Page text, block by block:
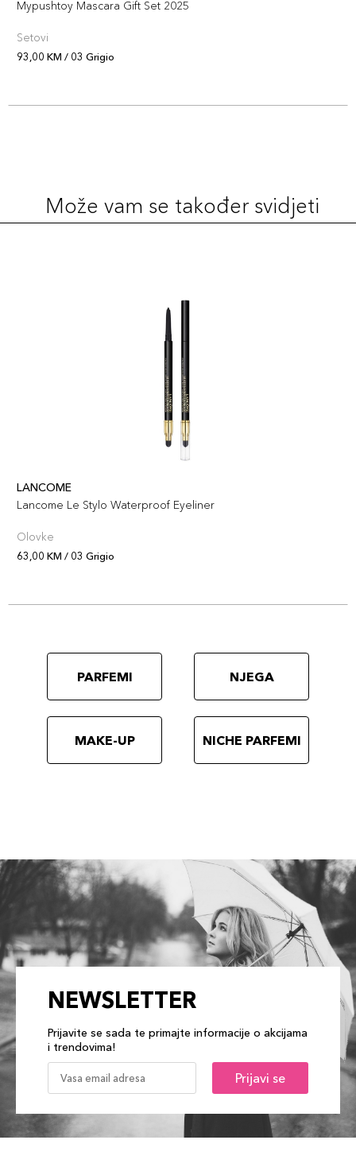
Mypushtoy Mascara Gift Set 2025
Setovi
93,00 KM / 03 Grigio
Može vam se također svidjeti
LANCOME
Lancome Le Stylo Waterproof Eyeliner
Olovke
63,00 KM / 03 Grigio
PARFEMI NJEGA
MAKE-UP NICHE PARFEMI
NEWSLETTER
Prijavite se sada te primajte informacije o akcijama
i trendovima!
Prijavi se